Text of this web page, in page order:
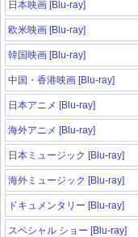
日本映画 [Blu-ray]
欧米映画 [Blu-ray]
韓国映画 [Blu-ray]
中国・香港映画 [Blu-ray]
日本アニメ [Blu-ray]
海外アニメ [Blu-ray]
日本ミュージック [Blu-ray]
海外ミュージック [Blu-ray]
ドキュメンタリー [Blu-ray]
スペシャル ショー [Blu-ray]